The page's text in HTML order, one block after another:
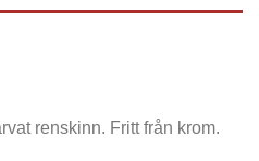
renskinn. Fritt från krom.